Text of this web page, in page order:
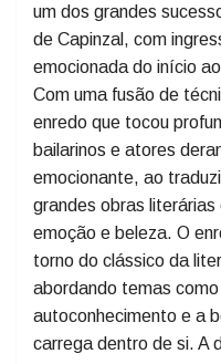
arte, emoção e
Dança Movimento e
superou todas as
um dos grandes
de Capinzal, com
emocionada do início
Com uma fusão de
enredo que tocou
bailarinos e atores
emocionante, ao
grandes obras literárias
emoção e beleza. O
torno do clássico da